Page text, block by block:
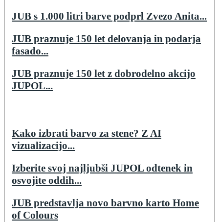
JUB s 1.000 litri barve podprl Zvezo Anita...
JUB praznuje 150 let delovanja in podarja
fasado...
JUB praznuje 150 let z dobrodelno akcijo
JUPOL...
Kako izbrati barvo za stene? Z AI
vizualizacijo...
Izberite svoj najljubši JUPOL odtenek in
osvojite oddih...
JUB predstavlja novo barvno karto Home
of Colours